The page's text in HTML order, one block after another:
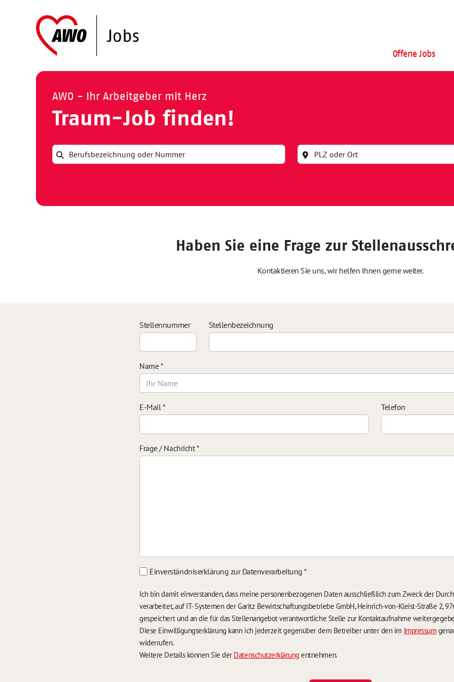
Offene Jobs
AWO - Ihr Arbeitgeber mit Herz
Traum-Job finden!
Haben Sie eine Frage zur
Kontaktieren Sie uns, wir helfen Ihnen gerne weiter.
Stellennummer Stellenbezeichnung
Name*
E-Mail* Telefon
Frage / Nachricht*
Einverständniserklärung zur Datenverarbeitung*
Ich bin damit einverstanden, dass meine personenbezogenen Daten ausschließlich zum Zweck der
verarbeitet, auf IT- Systemen der Garitz Bewirtschaftungsbetriebe GmbH, Heinrich-von-Kleist-Straße 2,
gespeichert und an die für das Stellenangebot verantwortliche Stelle zur Kontaktaufnahme
Diese Einwilligungserklärung kann ich jederzeit gegenüber dem Betreiber unter den im Impressum
widerrufen.
Weitere Details können Sie der Datenschutzerklärung entnehmen.